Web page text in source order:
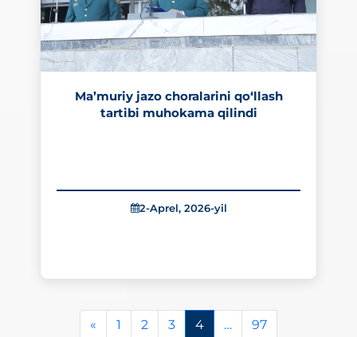
Ma’muriy jazo choralarini qo‘llash
tartibi muhokama qilindi
2-Aprel, 2026-yil
« 1 2 3 4 …
97